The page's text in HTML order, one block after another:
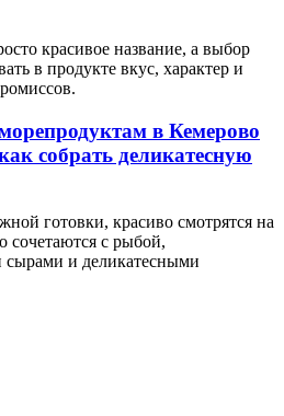
красивое название, а выбор
в продукте вкус, характер и
в Кемерово
собрать деликатесную
готовки, красиво смотрятся на
сочетаются с рыбой,
и деликатесными